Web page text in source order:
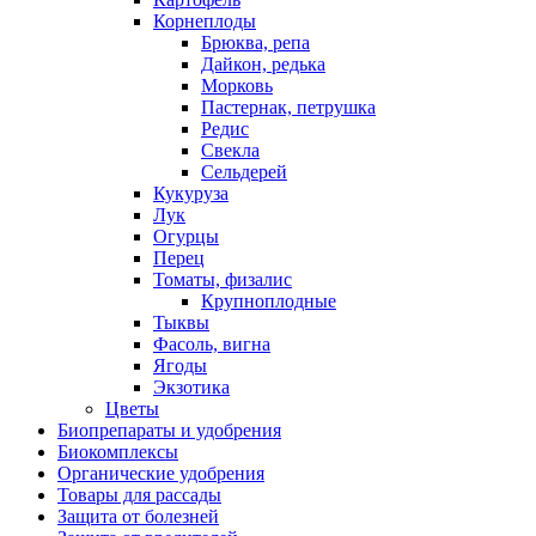
Корнеплоды
Брюква, репа
Дайкон, редька
Морковь
Пастернак, петрушка
Редис
Свекла
Сельдерей
Кукуруза
Лук
Огурцы
Перец
Томаты, физалис
Крупноплодные
Тыквы
Фасоль, вигна
Ягоды
Экзотика
Цветы
Биопрепараты и удобрения
Биокомплексы
Органические удобрения
Товары для рассады
Защита от болезней